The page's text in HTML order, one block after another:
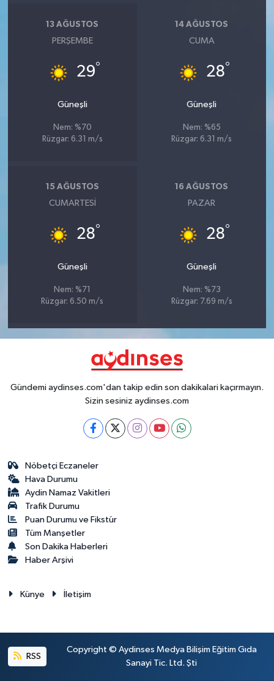
13 AĞUSTOS
PERŞEMBE
29°
Güneşli
Nem: %70
Rüzgar: 6.31 m/s
14 AĞUSTOS
CUMA
28°
Güneşli
Nem: %65
Rüzgar: 6.31 m/s
15 AĞUSTOS
CUMARTESI
28°
Güneşli
Nem: %71
Rüzgar: 6.50 m/s
16 AĞUSTOS
PAZAR
28°
Güneşli
Nem: %73
Rüzgar: 7.69 m/s
Gündemi aydinses.com'dan takip edin son dakikalari kaçırmayın.
Sizin sesiniz aydinses.com
Nöbetçi Eczaneler
Hava Durumu
Aydin Namaz Vakitleri
Trafik Durumu
Puan Durumu ve Fikstür
Tüm Manşetler
Son Dakika Haberleri
Haber Arşivi
Künye İletişim
RSS
Copyright © Aydinses Medya Bilişim Eğitim Gıda
Sanayi Tic. Ltd. Şti